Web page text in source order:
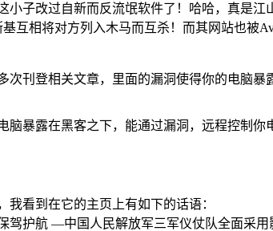
小子改过自新而反流氓软件了！哈哈，真是
互相将对方列入木马而互杀！而其网站也被
次刊登相关文章，里面的漏洞使得你的电脑
脑暴露在黑客之下，能通过漏洞，远程控制你
我看到在它的主页上有如下的话语：
驾护航 —中国人民解放军三军仪仗队全面采用